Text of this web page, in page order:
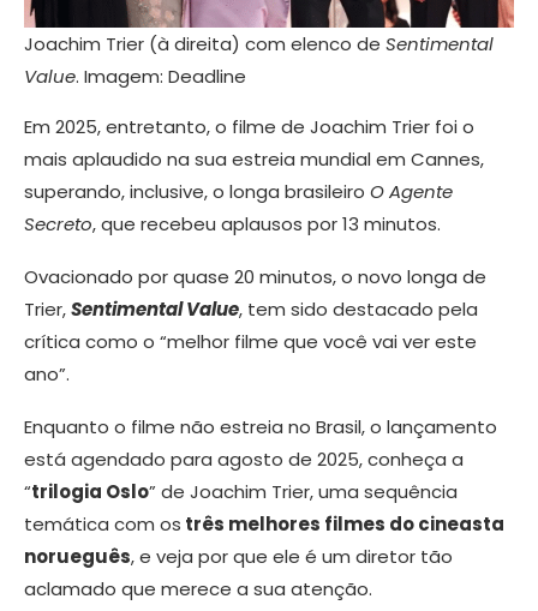
Joachim Trier (à direita) com elenco de Sentimental
Value. Imagem: Deadline
Em 2025, entretanto, o filme de Joachim Trier foi o
mais aplaudido na sua estreia mundial em Cannes,
superando, inclusive, o longa brasileiro O Agente
Secreto, que recebeu aplausos por 13 minutos.
Ovacionado por quase 20 minutos, o novo longa de
Trier,Sentimental Value, tem sido destacado pela
crítica como o “melhor filme que você vai ver este
ano”.
Enquanto o filme não estreia no Brasil, o lançamento
está agendado para agosto de 2025, conheça a
“trilogia Oslo” de Joachim Trier, uma sequência
temática com os três melhores filmes do cineasta
norueguês, e veja por que ele é um diretor tão
aclamado que merece a sua atenção.